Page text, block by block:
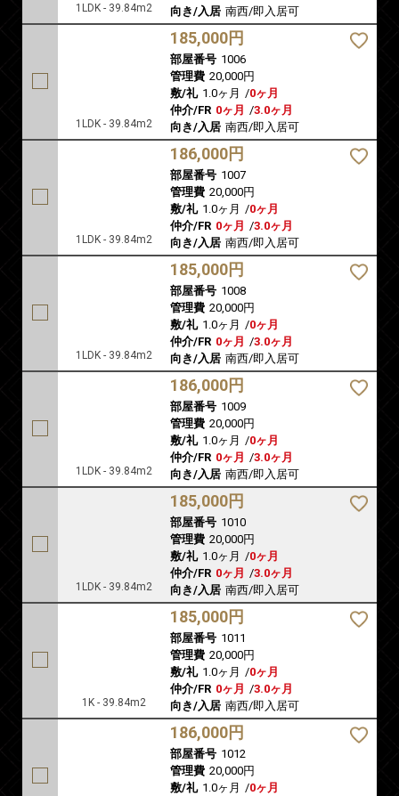
1LDK - 39.84m2
向き/入居 南西/即入居可
1LDK - 39.84m2
185,000円
部屋番号 1006
管理費 20,000円
敷/礼 1.0ヶ月 /0ヶ月
仲介/FR 0ヶ月 /3.0ヶ月
向き/入居 南西/即入居可
1LDK - 39.84m2
186,000円
部屋番号 1007
管理費 20,000円
敷/礼 1.0ヶ月 /0ヶ月
仲介/FR 0ヶ月 /3.0ヶ月
向き/入居 南西/即入居可
1LDK - 39.84m2
185,000円
部屋番号 1008
管理費 20,000円
敷/礼 1.0ヶ月 /0ヶ月
仲介/FR 0ヶ月 /3.0ヶ月
向き/入居 南西/即入居可
1LDK - 39.84m2
186,000円
部屋番号 1009
管理費 20,000円
敷/礼 1.0ヶ月 /0ヶ月
仲介/FR 0ヶ月 /3.0ヶ月
向き/入居 南西/即入居可
1LDK - 39.84m2
185,000円
部屋番号 1010
管理費 20,000円
敷/礼 1.0ヶ月 /0ヶ月
仲介/FR 0ヶ月 /3.0ヶ月
向き/入居 南西/即入居可
1K - 39.84m2
185,000円
部屋番号 1011
管理費 20,000円
敷/礼 1.0ヶ月 /0ヶ月
仲介/FR 0ヶ月 /3.0ヶ月
向き/入居 南西/即入居可
186,000円
部屋番号 1012
管理費 20,000円
敷/礼 1.0ヶ月 /0ヶ月